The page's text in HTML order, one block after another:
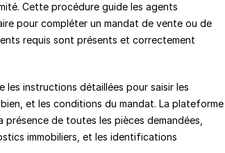
Cette procédure guide les agents
pour compléter un mandat de vente ou de
requis sont présents et correctement
les instructions détaillées pour saisir les
et les conditions du mandat. La plateforme
de toutes les pièces demandées,
immobiliers, et les identifications